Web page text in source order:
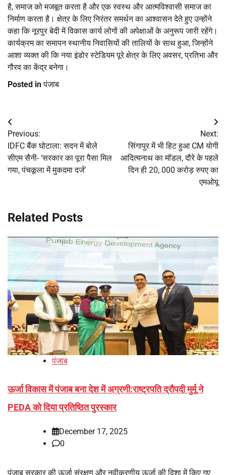
है, समाज को मजबूत करता है और एक स्वस्थ और आत्मविश्वासी समाज का
निर्माण करता है। क्षेत्र के लिए निरंतर समर्थन का आश्वासन देते हुए उन्होंने
कहा कि नूरपुर बेदी में विकास कार्य लोगों की अपेक्षाओं के अनुरूप जारी रहेंगे।
कार्यक्रम का समापन स्थानीय निवासियों की तालियों के साथ हुआ, जिन्होंने
आशा व्यक्त की कि नया इंडोर स्टेडियम पूरे क्षेत्र के लिए अवसर, प्रतिभा और
गौरव का केंद्र बनेगा।
Posted inपंजाब
Post
navigation
Previous:
IDFC बैंक घोटाला: सदन में बोले
सीएम सैनी- ‘सरकार का पूरा पैसा मिल
गया, पंचकूला में मुकदमा दर्ज’
Next:
सिंगापुर में भी हिट हुआ CM योगी
आदित्यनाथ का मॉडल, दौरे के पहले
दिन ही 20, 000 करोड़ रुपए का
एमओयू
Related Posts
पंजाब
ऊर्जा विकास में पंजाब बना देश में अग्रणी:राष्ट्रपति द्रौपदी मुर्मू ने
PEDA को दिया प्रतिष्ठित पुरस्कार
December 17, 2025
0
पंजाब सरकार की ऊर्जा संरक्षण और नवीकरणीय ऊर्जा की दिशा में किए गए